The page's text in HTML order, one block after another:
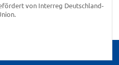
von Interreg Deutschland-